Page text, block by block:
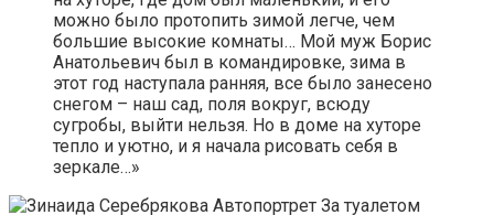
можно было протопить зимой легче, чем
большие высокие комнаты… Мой муж Борис
Анатольевич был в командировке, зима в
этот год наступала ранняя, все было занесено
снегом – наш сад, поля вокруг, всюду
сугробы, выйти нельзя. Но в доме на хуторе
тепло и уютно, и я начала рисовать себя в
зеркале…»